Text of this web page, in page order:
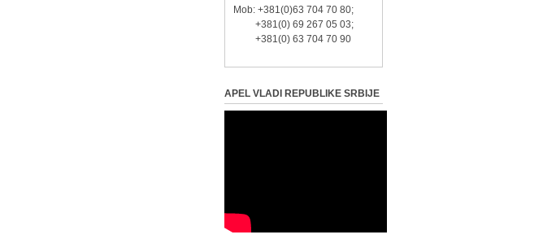
Mob: +381(0)63 704 70 80;
+381(0) 69 267 05 03;
+381(0) 63 704 70 90
APEL VLADI REPUBLIKE SRBIJE